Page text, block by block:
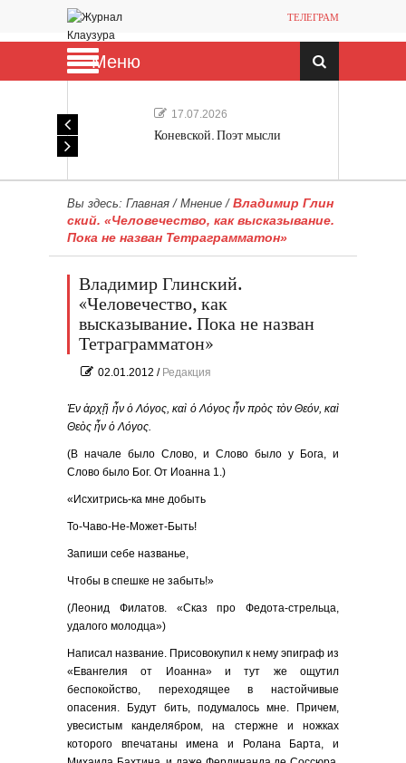
ТЕЛЕГРАМ
Меню
17.07.2026
Коневской. Поэт мысли
Вы здесь: Главная / Мнение / Владимир Глин
ский. «Человечество, как высказывание.
Пока не назван Тетраграмматон»
Владимир Глинский.
«Человечество, как
высказывание. Пока не назван
Тетраграмматон»
02.01.2012 / Редакция
Ἐν ἀρχῇ ἦν ὁ Λόγος, καὶ ὁ Λόγος ἦν πρὸς τὸν Θεόν, καὶ
Θεὸς ἦν ὁ Λόγος.
(В начале было Слово, и Слово было у Бога, и
Слово было Бог. От Иоанна 1.)
«Исхитрись-ка мне добыть
То-Чаво-Не-Может-Быть!
Запиши себе названье,
Чтобы в спешке не забыть!»
(Леонид Филатов. «Сказ про Федота-стрельца,
удалого молодца»)
Написал название. Присовокупил к нему эпиграф из
«Евангелия от Иоанна» и тут же ощутил
беспокойство, переходящее в настойчивые
опасения. Будут бить, подумалось мне. Причем,
увесистым канделябром, на стержне и ножках
которого впечатаны имена и Ролана Барта, и